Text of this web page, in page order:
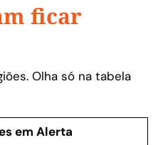
ficar
Olha só na tabela
em Alerta